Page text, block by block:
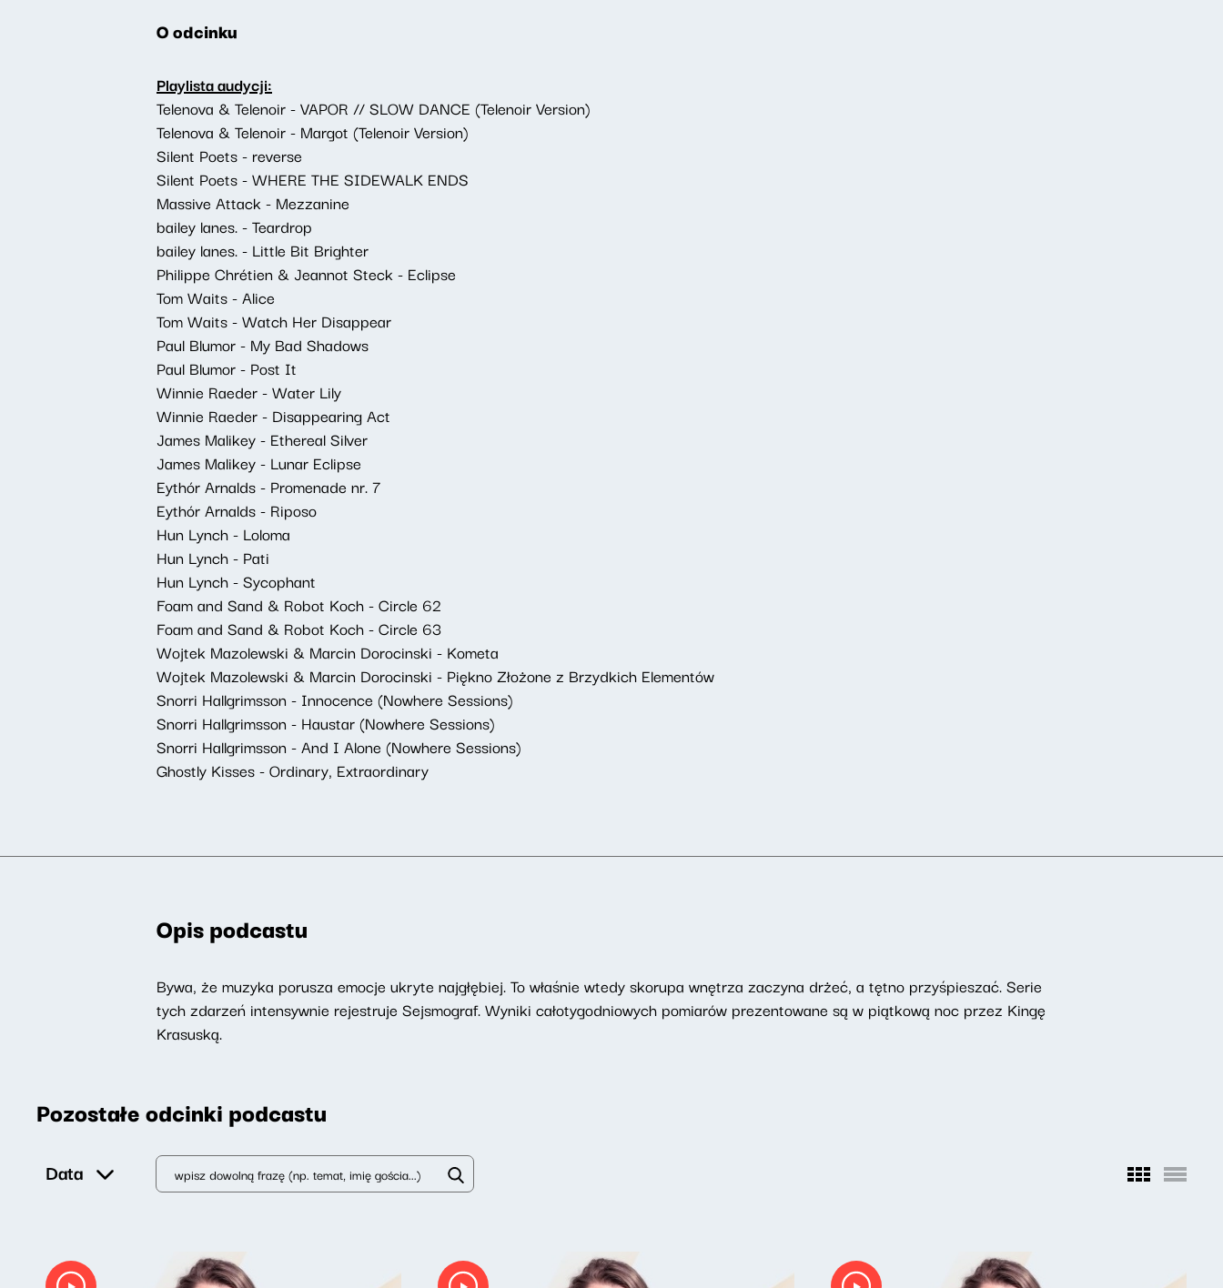
O odcinku
Playlista audycji:
Telenova & Telenoir - VAPOR // SLOW DANCE (Telenoir Version)
Telenova & Telenoir - Margot (Telenoir Version)
Silent Poets - reverse
Silent Poets - WHERE THE SIDEWALK ENDS
Massive Attack - Mezzanine
bailey lanes. - Teardrop
bailey lanes. - Little Bit Brighter
Philippe Chrétien & Jeannot Steck - Eclipse
Tom Waits - Alice
Tom Waits - Watch Her Disappear
Paul Blumor - My Bad Shadows
Paul Blumor - Post It
Winnie Raeder - Water Lily
Winnie Raeder - Disappearing Act
James Malikey - Ethereal Silver
James Malikey - Lunar Eclipse
Eythór Arnalds - Promenade nr. 7
Eythór Arnalds - Riposo
Hun Lynch - Loloma
Hun Lynch - Pati
Hun Lynch - Sycophant
Foam and Sand & Robot Koch - Circle 62
Foam and Sand & Robot Koch - Circle 63
Wojtek Mazolewski & Marcin Dorocinski - Kometa
Wojtek Mazolewski & Marcin Dorocinski - Piękno Złożone z Brzydkich Elementów
Snorri Hallgrimsson - Innocence (Nowhere Sessions)
Snorri Hallgrimsson - Haustar (Nowhere Sessions)
Snorri Hallgrimsson - And I Alone (Nowhere Sessions)
Ghostly Kisses - Ordinary, Extraordinary
Opis podcastu
Bywa, że muzyka porusza emocje ukryte najgłębiej. To właśnie wtedy skorupa wnętrza zaczyna drżeć, a tętno przyśpieszać. Serie
tych zdarzeń intensywnie rejestruje Sejsmograf. Wyniki całotygodniowych pomiarów prezentowane są w piątkową noc przez Kingę
Krasuską.
Pozostałe odcinki podcastu
Data